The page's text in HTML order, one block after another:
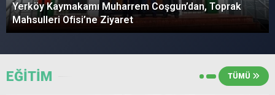
Yerköy Kaymakamı Muharrem Coşgun’dan, Toprak
Mahsulleri Ofisi’ne Ziyaret
EĞİTİM TÜMÜ